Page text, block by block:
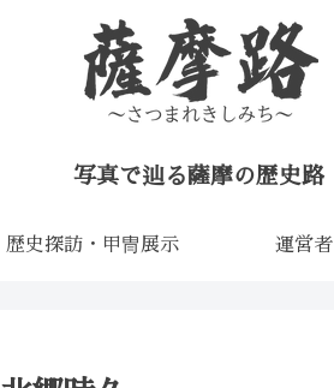
写真で辿る薩摩の歴史路
歴史探訪・甲冑展示 運営者